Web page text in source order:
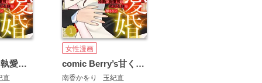
甘く抱かれる執愛婚―冷酷な御曹司は契約花嫁を離さない―【財閥御曹司シリーズ】
直
女性漫画
comic Berry’s甘く抱かれる執愛婚―冷酷な御曹司は契約花嫁を離さない―【財閥御曹司シリーズ】
南香かをり 玉紀直